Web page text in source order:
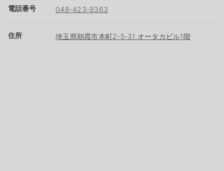
電話番号 048-423-9363
住所 埼玉県朝霞市本町2-5-31 オータカビル1階